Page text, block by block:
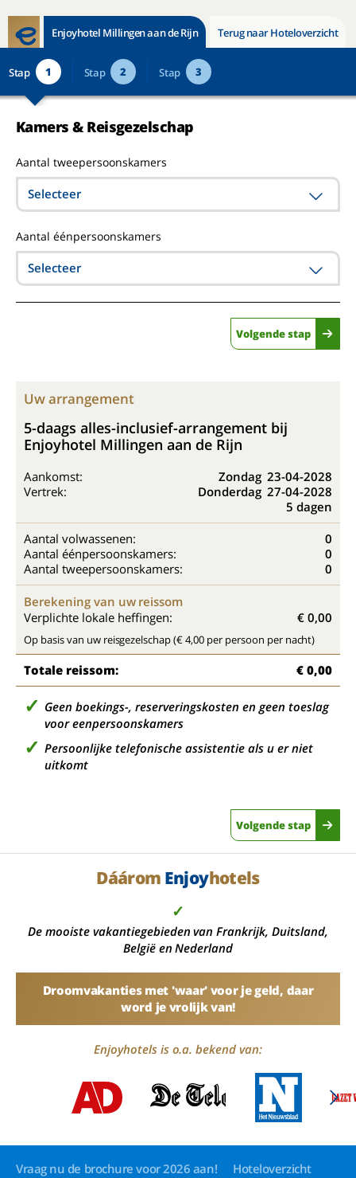
Enjoyhotel Millingen aan de Rijn Terug naar Hoteloverzicht
Stap 1 Stap 2 Stap 3
Kamers & Reisgezelschap
Aantal tweepersoonskamers
Selecteer
Aantal éénpersoonskamers
Selecteer
Volgende stap
Uw arrangement
5-daags alles-inclusief-arrangement bij
Enjoyhotel Millingen aan de Rijn
Aankomst: Zondag 23-04-2028
Vertrek:
Donderdag 27-04-2028
5 dagen
Aantal volwassenen:
0
Aantal éénpersoonskamers:
0
Aantal tweepersoonskamers:
0
Berekening van uw reissom
Verplichte lokale heffingen:
€ 0,00
Op basis van uw reisgezelschap (€ 4,00 per persoon per nacht)
Totale reissom: € 0,00
Geen boekings-, reserveringskosten en geen toeslag
voor eenpersoonskamers
Persoonlijke telefonische assistentie als u er niet
uitkomt
Volgende stap
Dáárom Enjoyhotels
✓
De mooiste vakantiegebieden van Frankrijk, Duitsland,
België en Nederland
Droomvakanties met 'waar' voor je geld, daar
word je vrolijk van!
Enjoyhotels is o.a. bekend van:
Vraag nu de brochure voor 2026 aan!
Hoteloverzicht